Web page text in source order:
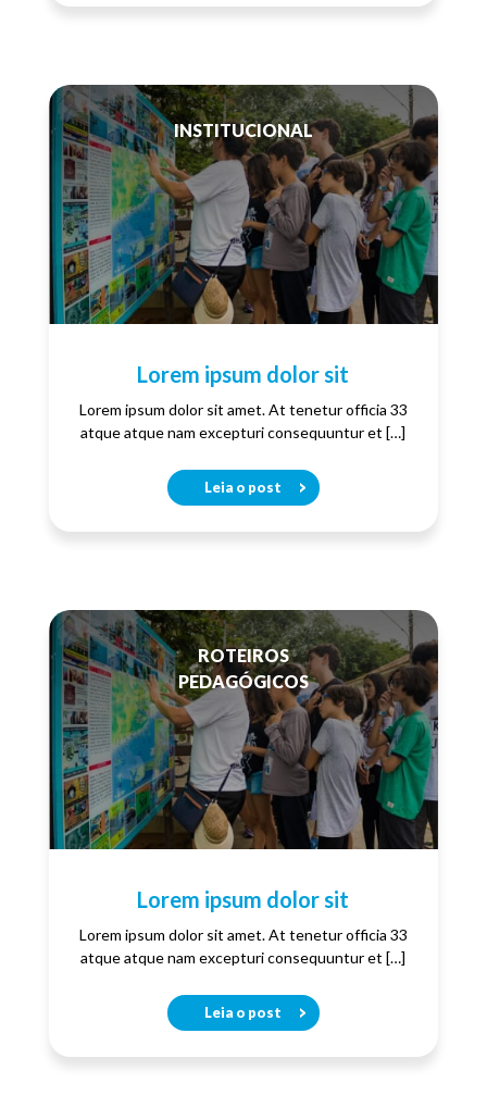
INSTITUCIONAL
Lorem ipsum dolor sit
Lorem ipsum dolor sit amet. At tenetur officia 33
atque atque nam excepturi consequuntur et […]
Leia o post
ROTEIROS
PEDAGÓGICOS
Lorem ipsum dolor sit
Lorem ipsum dolor sit amet. At tenetur officia 33
atque atque nam excepturi consequuntur et […]
Leia o post